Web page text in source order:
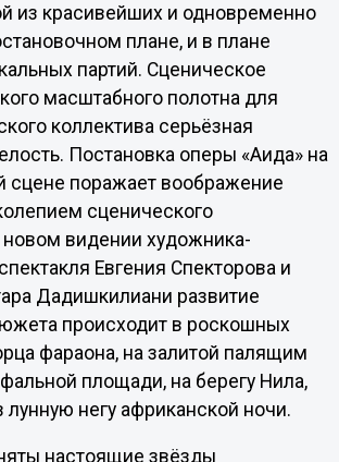
из красивейших и одновременно
плане, и в плане
партий. Сценическое
масштабного полотна для
коллектива серьёзная
Постановка оперы «Аида» на
сцене поражает воображение
сценического
видении художника-
Евгения Спекторова и
Дадишкилиани развитие
происходит в роскошных
фараона, на залитой палящим
площади, на берегу Нила,
лунную негу африканской ночи.
настоящие звёзды